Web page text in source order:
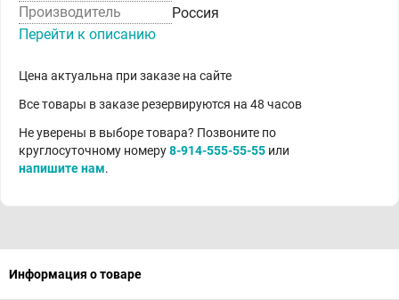
Производитель
Россия
Перейти к описанию
Цена актуальна при заказе на сайте
Все товары в заказе резервируются на 48 часов
Не уверены в выборе товара? Позвоните по
круглосуточному номеру8-914-555-55-55 или
напишите нам.
Информация о товаре